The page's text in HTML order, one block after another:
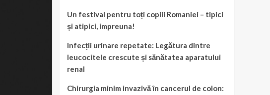
Un festival pentru toți copiii Romaniei – tipici
și atipici, impreuna!
Infecții urinare repetate: Legătura dintre
leucocitele crescute și sănătatea aparatului
renal
Chirurgia minim invazivă în cancerul de colon: